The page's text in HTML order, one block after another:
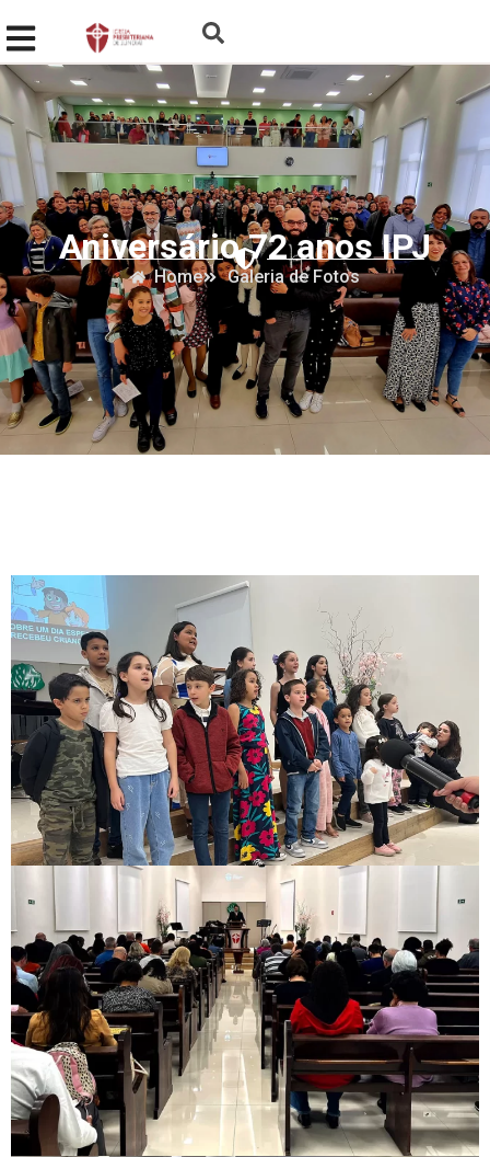
Aniversário 72 anos IPJ
Home Galeria de Fotos